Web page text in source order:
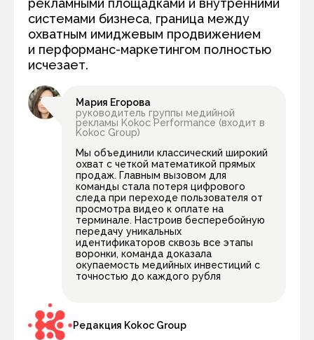
рекламными площадками и внутренними
системами бизнеса, граница между
охватным имиджевым продвижением
и перформанс-маркетингом полностью
исчезает.
Мария Егорова
руководитель группы медийной
рекламы Kokoc Performance (входит в
Kokoc Group)
Мы объединили классический широкий
охват с четкой математикой прямых
продаж. Главным вызовом для
команды стала потеря цифрового
следа при переходе пользователя от
просмотра видео к оплате на
терминале. Настроив бесперебойную
передачу уникальных
идентификаторов сквозь все этапы
воронки, команда доказала
окупаемость медийных инвестиций с
точностью до каждого рубля
Редакция Kokoc Group